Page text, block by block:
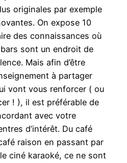
originales par exemple
On expose 10
des connaissances où
sont un endroit de
Mais afin d’être
à partager
vont vous renforcer ( ou
! ), il est préférable de
avec votre
d’intérêt. Du café
raison en passant par
ciné karaoké, ce ne sont